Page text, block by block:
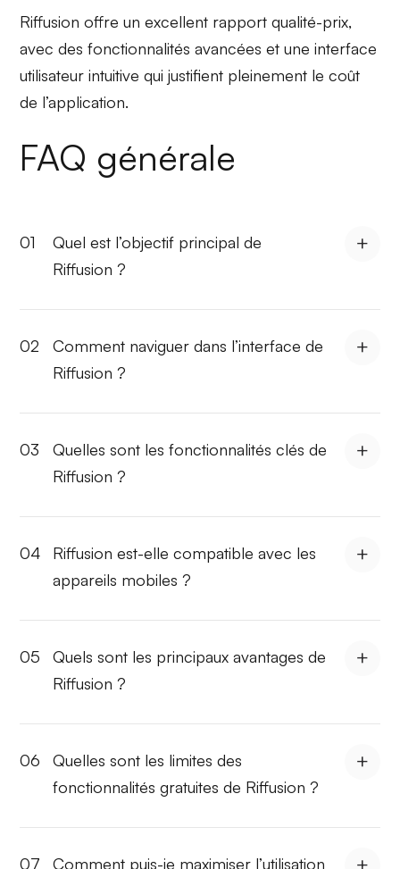
Riffusion offre unexcellent rapport qualité-prix,
avec des fonctionnalités avancées et une interface
utilisateur intuitive qui justifient pleinement le coût
de l’application.
FAQ générale
01
Quel est l’objectif principal de
Riffusion ?
02
Comment naviguer dans l’interface de
Riffusion ?
03
Quelles sont les fonctionnalités clés de
Riffusion ?
04
Riffusion est-elle compatible avec les
appareils mobiles ?
05
Quels sont les principaux avantages de
Riffusion ?
06
Quelles sont les limites des
fonctionnalités gratuites de Riffusion ?
07 Comment puis-je maximiser l’utilisation